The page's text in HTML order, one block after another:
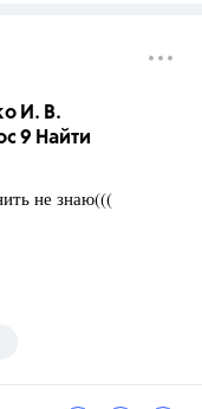
И. В.
9 Найти
не знаю(((